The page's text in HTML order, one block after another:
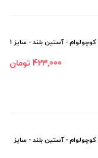
- آستین بلند - سایز 1
423٬000 تومان
- آستین بلند - سایز